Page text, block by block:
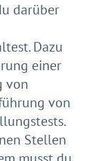
darüber
Dazu
einer
von
von
Stellen